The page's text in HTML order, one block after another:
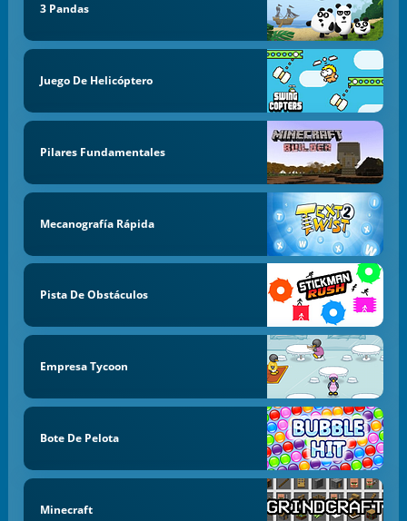
3 Pandas
Juego De Helicóptero
Pilares Fundamentales
Mecanografía Rápida
Pista De Obstáculos
Empresa Tycoon
Bote De Pelota
Minecraft